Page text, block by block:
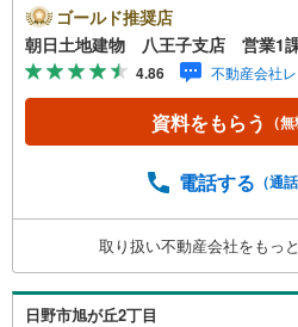
地内、陽当り良好、現況更
ーベッドや キッズスペー
さなお子様連れでも、安心
求、住宅ローンのご相談な
スタッフ25名でお客様がご
数ご用意しております。イ
紹介可能です。 担当営業へ
環境、お客様の希望に合わ
ます。お住まい探しは朝日
課にお任せください！
ゴールド推奨店
朝日土地建物 八王子支店 営業1
4.86 不動産会社
資料をもらう （
電話する （通
取り扱い不動産会社をもっ
日野市旭が丘2丁目